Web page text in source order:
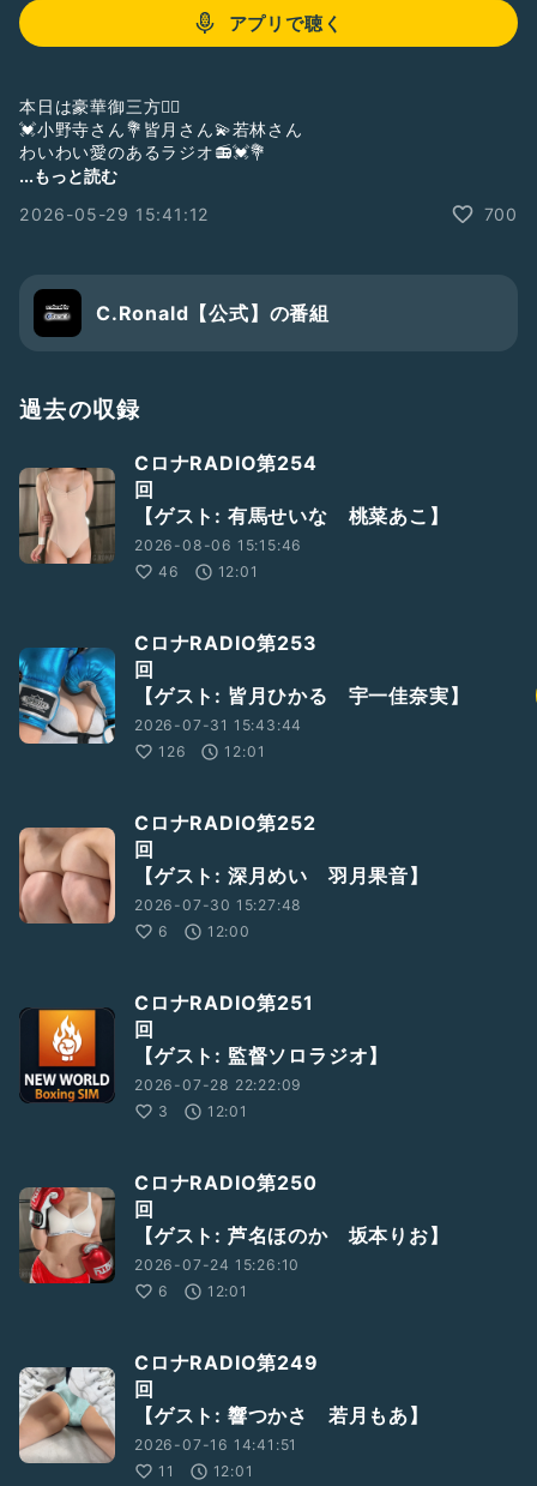
アプリで聴く
本日は豪華御三方❤️‍🔥
💓小野寺さん💐皆月さん💫若林さん
わいわい愛のあるラジオ📻💓💐
🔥ファンサイト🥊🤼‍♀️
FANBOX↓
https://catfightronald.fanbox.cc/
PATREON↓
🌟 オリジナル衣装制作しました🌟
https://amzn.asia/d/0d6XlNaパターン１
https://amzn.asia/d/0kgYHWL
https://amzn.asia/d/7EQLn10パターン３
第二弾につながりたいです。
影響を示せるので是非購入はこちらから！
...もっと読む
2026-05-29 15:41:12
700
C.Ronald【公式】の番組
過去の収録
CロナRADIO第254
回
【ゲスト: 有馬せいな 桃菜あこ】
2026-08-06 15:15:46
46
12:01
CロナRADIO第253
回
【ゲスト: 皆月ひかる 宇一佳奈実】
2026-07-31 15:43:44
126
12:01
CロナRADIO第252
【ゲスト: 深月めい 羽月果音】
2026-07-30 15:27:48
6
12:00
CロナRADIO第251
【ゲスト: 監督ソロラジオ】
2026-07-28 22:22:09
3
12:01
CロナRADIO第250
回
【ゲスト: 芦名ほのか 坂本りお】
2026-07-24 15:26:10
6
12:01
CロナRADIO第249
【ゲスト: 響つかさ 若月もあ】
2026-07-16 14:41:51
11
12:01